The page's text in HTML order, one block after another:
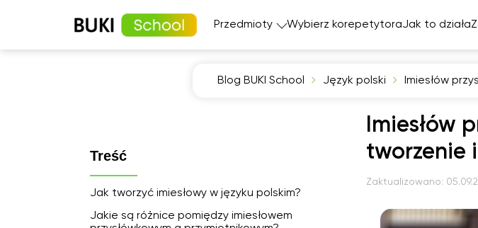
Przedmioty Wybierz korepetytoraJak to działa
Blog BUKI School Język polski Imiesłów
Treść
Jak tworzyć imiesłowy w języku polskim?
Jakie są różnice pomiędzy imiesłowem
Imiesłów
tworzenie
Zaktualizowano: